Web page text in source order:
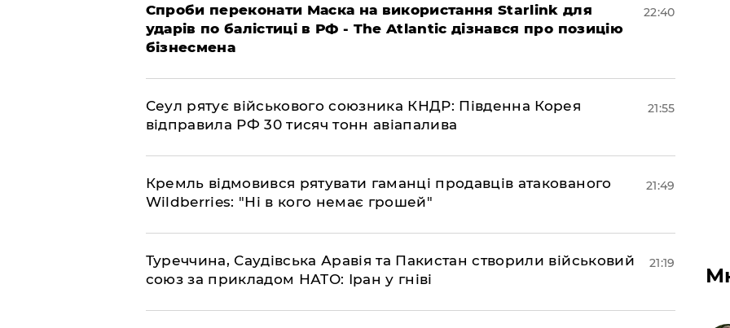
​Спроби переконати Маска на використання Starlink для
ударів по балістиці в РФ - The Atlantic дізнався про позицію
бізнесмена
22:40
​Сеул рятує військового союзника КНДР: Південна Корея
відправила РФ 30 тисяч тонн авіапалива
21:55
​Кремль відмовився рятувати гаманці продавців атакованого
Wildberries: "Ні в кого немає грошей"
21:49
​Туреччина, Саудівська Аравія та Пакистан створили військовий
союз за прикладом НАТО: Іран у гніві
21:19